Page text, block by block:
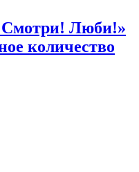
Люби!»
количество